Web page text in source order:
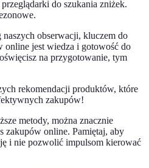
do szukania zniżek.
naszych obserwacji, kluczem do
online jest wiedza i gotowość do
na przygotowanie, tym
rekomendacji produktów, które
zakupów!
metody, można znacznie
zakupów online. Pamiętaj, aby
i nie pozwolić impulsom kierować